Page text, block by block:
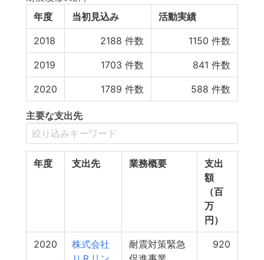
年度
当初見込み 活動実績
2018 2188 件数 1150 件数
2019 1703 件数 841 件数
2020 1789 件数 588 件数
主要な支出先
年度 支出先 業務概要
支出
額
（百
万
円）
2020
株式会社
耐震対策緊急
920